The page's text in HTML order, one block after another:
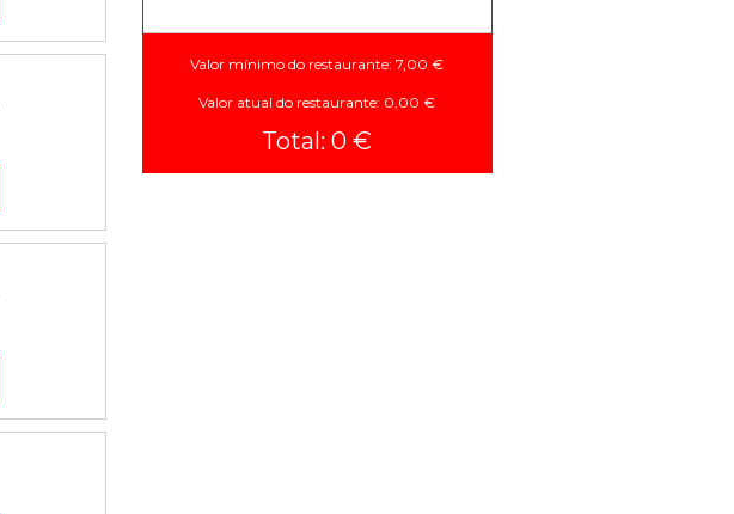
Valor mínimo do restaurante: 7,00 €
Valor atual do restaurante: 0,00 €
Total: 0 €